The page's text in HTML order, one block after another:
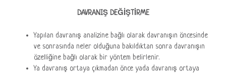
DAVRANIŞ DEĞİŞTİRME
Yapılan davranış analizine bağlı olarak davranışın öncesinde
ve sonrasında neler olduğuna bakıldıktan sonra davranışın
özelliğine bağlı olarak bir yöntem belirlenir.
Ya davranış ortaya çıkmadan önce yada davranış ortaya